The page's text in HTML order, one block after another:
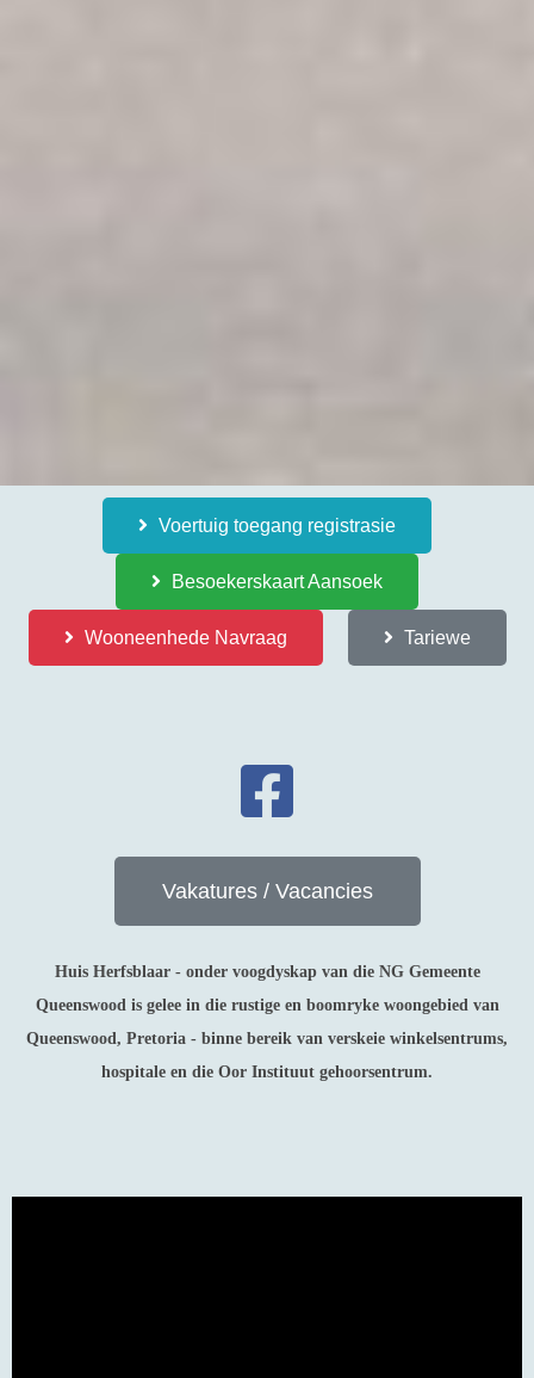
Voertuig toegang registrasie
Besoekerskaart Aansoek
Wooneenhede Navraag Tariewe
Vakatures / Vacancies
Huis Herfsblaar - onder voogdyskap van die NG Gemeente
Queenswood is gelee in die rustige en boomryke woongebied van
Queenswood, Pretoria - binne bereik van verskeie winkelsentrums,
hospitale en die Oor Instituut gehoorsentrum.